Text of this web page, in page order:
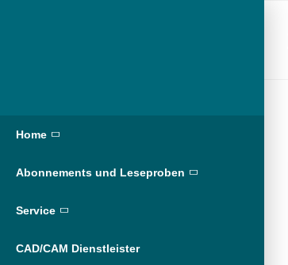
Home
Abonnements und Leseproben
Service
CAD/CAM Dienstleister